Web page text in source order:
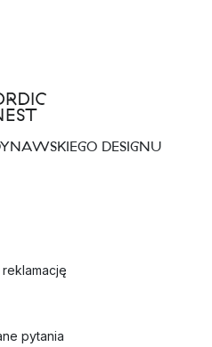
DESIGNU
pytania